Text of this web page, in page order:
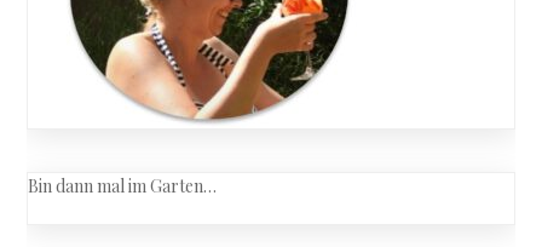
Bin dann mal im Garten…